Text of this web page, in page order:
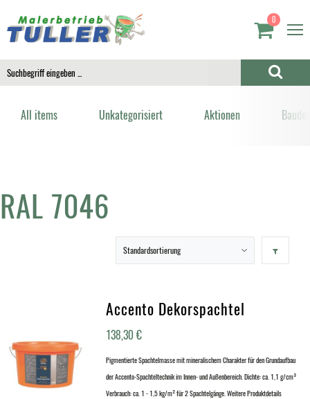
0
All items Unkategorisiert Aktionen
RAL 7046
Accento Dekorspachtel
138,30€
Pigmentierte Spachtelmasse mit mineralischem Charakter für den Grundaufbau
der Accento-Spachteltechnik im Innen- und Außenbereich. Dichte: ca. 1,1 g/cm³
Verbrauch: ca. 1 - 1,5 kg/m² für 2 Spachtelgänge. Weitere Produktdetails